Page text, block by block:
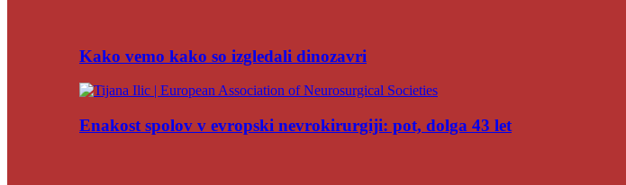
Kako vemo kako so izgledali dinozavri
Enakost spolov v evropski nevrokirurgiji: pot, dolga 43 let